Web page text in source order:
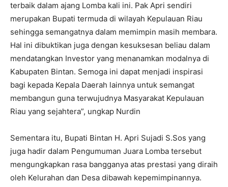
terbaik dalam ajang Lomba kali ini. Pak Apri sendiri
merupakan Bupati termuda di wilayah Kepulauan Riau
sehingga semangatnya dalam memimpin masih membara.
Hal ini dibuktikan juga dengan kesuksesan beliau dalam
mendatangkan Investor yang menanamkan modalnya di
Kabupaten Bintan. Semoga ini dapat menjadi inspirasi
bagi kepada Kepala Daerah lainnya untuk semangat
membangun guna terwujudnya Masyarakat Kepulauan
Riau yang sejahtera”, ungkap Nurdin
Sementara itu, Bupati Bintan H. Apri Sujadi S.Sos yang
juga hadir dalam Pengumuman Juara Lomba tersebut
mengungkapkan rasa bangganya atas prestasi yang diraih
oleh Kelurahan dan Desa dibawah kepemimpinannya.